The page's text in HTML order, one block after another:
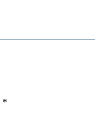
*